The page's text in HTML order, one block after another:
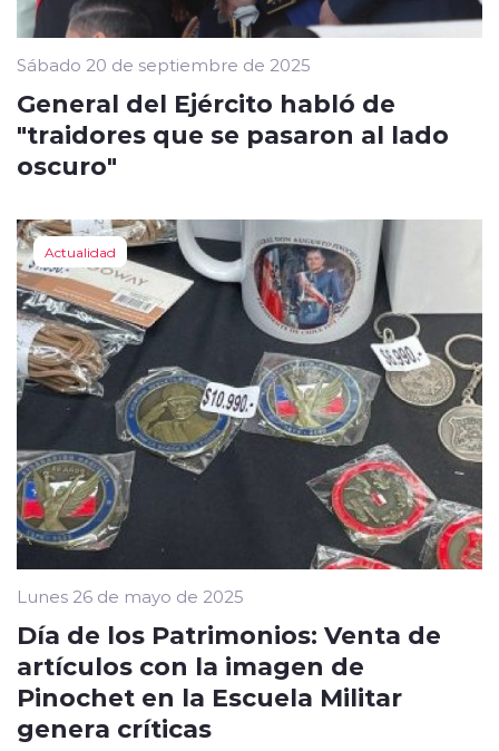
Sábado 20 de septiembre de 2025
General del Ejército habló de
"traidores que se pasaron al lado
oscuro"
Actualidad
Lunes 26 de mayo de 2025
Día de los Patrimonios: Venta de
artículos con la imagen de
Pinochet en la Escuela Militar
genera críticas